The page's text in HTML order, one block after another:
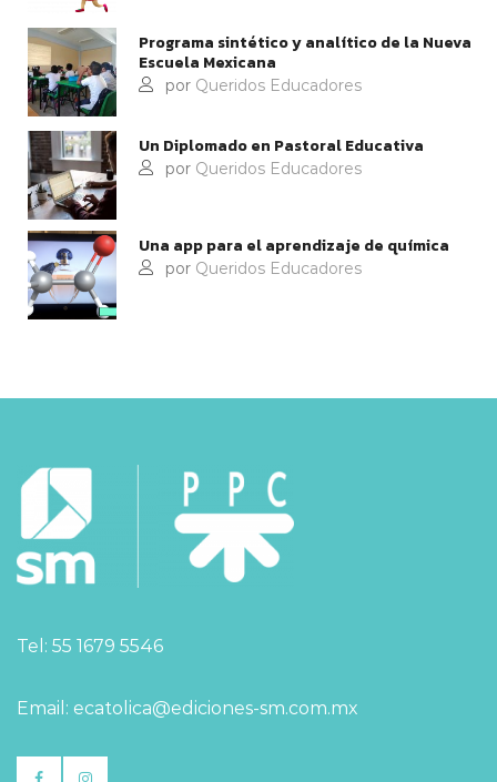
Programa sintético y analítico de la Nueva
Escuela Mexicana
por Queridos Educadores
Un Diplomado en Pastoral Educativa
por Queridos Educadores
Una app para el aprendizaje de química
por Queridos Educadores
Tel: 55 1679 5546
Email: ecatolica@ediciones-sm.com.mx